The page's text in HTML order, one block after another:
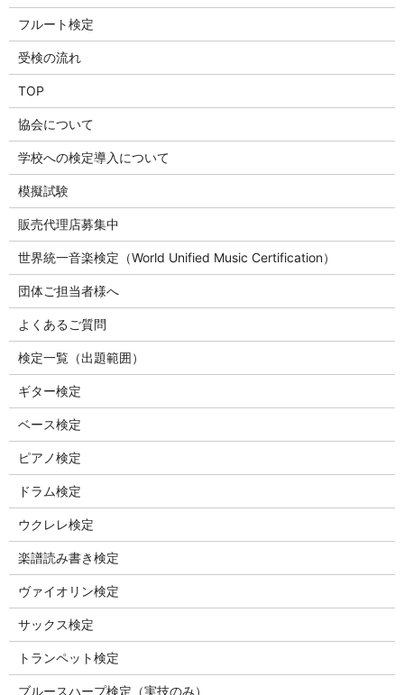
フルート検定
受検の流れ
TOP
協会について
学校への検定導入について
模擬試験
販売代理店募集中
世界統一音楽検定（World Unified Music Certification）
団体ご担当者様へ
よくあるご質問
検定一覧（出題範囲）
ギター検定
ベース検定
ピアノ検定
ドラム検定
ウクレレ検定
楽譜読み書き検定
ヴァイオリン検定
サックス検定
トランペット検定
ブルースハープ検定（実技のみ）